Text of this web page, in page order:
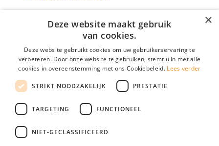
Contractvormen
Brochure aanvragen
Vacature aanmelden
Partners
Contact
Social
×
Deze website maakt gebruik
van cookies.
Deze website gebruikt cookies om uw gebruikerservaring te
verbeteren. Door onze website te gebruiken, stemt u in met alle
cookies in overeenstemming met ons Cookiebeleid. Lees verder
STRIKT NOODZAKELIJK PRESTATIE
TARGETING FUNCTIONEEL
NIET-GECLASSIFICEERD